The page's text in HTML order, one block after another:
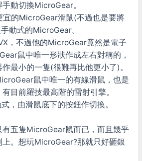
動切換MicroGear。
宜的MicroGear滑鼠(不過也是要將
動式的MicroGear。
，不過他的MicroGear竟然是電子
鼠中唯一形狀作成左右對稱的，
最小的一隻(很難再比他更小了)。
鼠中唯一的有線滑鼠，也是
目前羅技最高階的雷射引擎。
，由滑鼠底下的按鈕作切換。
五隻MicroGear鼠而已，而且幾乎
。想玩MicroGear?那就只好砸銀